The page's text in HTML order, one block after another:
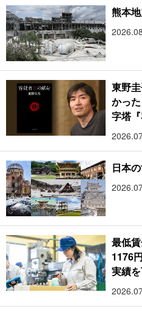
熊本
東野
かっ
字塔
日本
最低
1176
実績